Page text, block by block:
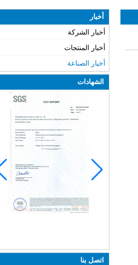
أخبار
أخبار الشركة
أخبار المنتجات
أخبار الصناعة
الشهادات
اتصل بنا